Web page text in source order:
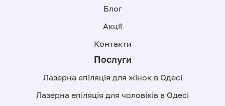
Блог
Акції
Контакти
Послуги
Лазерна епіляція для жінок в Одесі
Лазерна епіляція для чоловіків в Одесі